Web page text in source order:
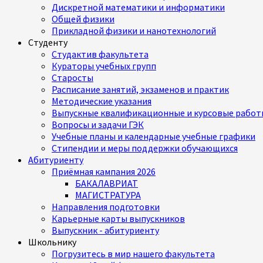
Дискретной математики и информатики
Общей физики
Прикладной физики и нанотехнологий
Студенту
Студактив факультета
Кураторы учебных групп
Старосты
Расписание занятий, экзаменов и практик
Методические указания
Выпускные квалификационные и курсовые
Вопросы и задачи ГЭК
Учебные планы и календарные учебные графики
Стипендии и меры поддержки обучающихся
Абитуриенту
Приёмная кампания 2026
БАКАЛАВРИАТ
МАГИСТРАТУРА
Направления подготовки
Карьерные карты выпускников
Выпускник - абитуриенту
Школьнику
Погрузитесь в мир нашего факультета